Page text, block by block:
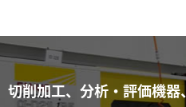
切削加工、分析・評価機器、